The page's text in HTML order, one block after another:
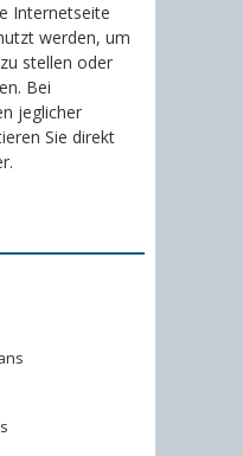
Internetseite
werden, um
stellen oder
Bei
jeglicher
Sie direkt